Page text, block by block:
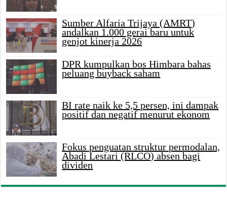
Sumber Alfaria Trijaya (AMRT)
andalkan 1.000 gerai baru untuk
genjot kinerja 2026
DPR kumpulkan bos Himbara bahas
peluang buyback saham
BI rate naik ke 5,5 persen, ini dampak
positif dan negatif menurut ekonom
Fokus penguatan struktur permodalan,
Abadi Lestari (RLCO) absen bagi
dividen